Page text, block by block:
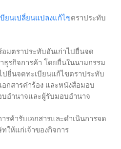
ยนเปลี่ยนแปลงแก้ไขตราประทับ
อมตราประทับอันเก่าไปยื่นจด
รกิจการค้า โดยยื่นในนามกรรม
ปยื่นจดทะเบียนแก้ไขตราประทับ
กสารคำร้อง และหนังสือมอบ
อำนาจและผู้รับมอบอำนาจ
รค้ารับเอกสารและดำเนินการจด
ให้แก่เจ้าของกิจการ